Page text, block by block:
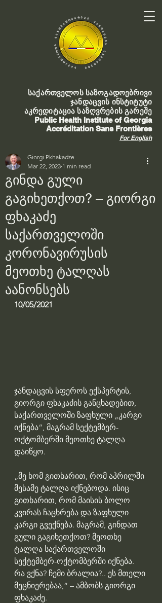
საქართველოს საზოგადოებრივი
ჯანდაცვის ინსტიტუტი
აკრედიტაცია საზღვრების გარეშე
Public Health Institute of Georgia
Accréditation Sans Frontières
For English
გინდა გული
გაგიხეთქოთ? – გიორგი
ფხაკაძე
საქართველოში
კორონავირუსის
მეოთხე ტალღას
აანონსებს
Giorgi Pkhakadze
Mar 22, 2023 1 min read
10/05/2021
ჯანდაცვის სფეროს ექსპერტის,
გიორგი ფხაკაძის განცხადებით,
საქართველოში ზაფხული „კარგი
იქნება“, მაგრამ სექტემბერ-
ოქტომბერში მეოთხე ტალღა
დაიწყო.
„მე ხომ გითხარით, რომ აპრილში
მესამე ტალღა იქნებოდა. ისიც
გითხარით, რომ მაისის ბოლო
კვირას ჩაცხრება და ზაფხული
კარგი გვექნება. მაგრამ, გინდათ
გული გაგიხეთქოთ? მეოთხე
ტალღა საქართველოში
სექტემბერ-ოქტომბერში იქნება.
რა ვქნა? ჩემი ბრალია?.. ეს მთელი
მეცნიერებაა,“ – ამბობს გიორგი
ფხაკაძე.